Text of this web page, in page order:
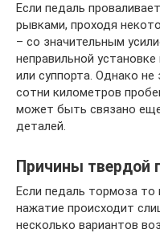
Если педаль
рывками, проходя
– со значительным
неправильной
или суппорта. Однако
сотни километров
может быть связано
деталей.
Причины твердой
Если педаль тормоза то
нажатие происходит
несколько вариантов